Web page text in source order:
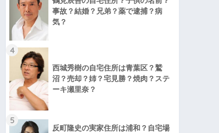
事故？結婚？兄弟？薬で逮捕？病
気？
4
西城秀樹の自宅住所は青葉区？鷲
沼？売却？姉？宅見勝？焼肉？ステ
ーキ瀬里奈？
5
反町隆史の実家住所は浦和？自宅場